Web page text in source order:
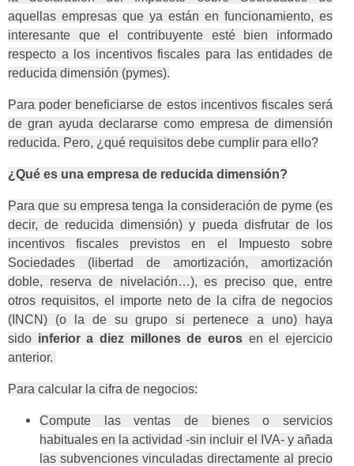
aquellas empresas que ya están en funcionamiento, es
interesante que el contribuyente esté bien informado
respecto a los incentivos fiscales para las entidades de
reducida dimensión (pymes).
Para poder beneficiarse de estos incentivos fiscales será
de gran ayuda declararse como empresa de dimensión
reducida. Pero, ¿qué requisitos debe cumplir para ello?
¿Qué es una empresa de reducida dimensión?
Para que su empresa tenga la consideración de pyme (es
decir, de reducida dimensión) y pueda disfrutar de los
incentivos fiscales previstos en el Impuesto sobre
Sociedades (libertad de amortización, amortización
doble, reserva de nivelación…), es preciso que, entre
otros requisitos, el importe neto de la cifra de negocios
(INCN) (o la de su grupo si pertenece a uno) haya
sido inferior a diez millones de eurosen el ejercicio
anterior.
Para calcular la cifra de negocios:
Compute las ventas de bienes o servicios
habituales en la actividad -sin incluir el IVA- y añada
las subvenciones vinculadas directamente al precio